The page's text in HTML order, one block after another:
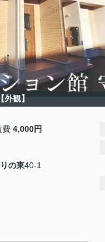
【外観】
費 4,000円
の東40-1